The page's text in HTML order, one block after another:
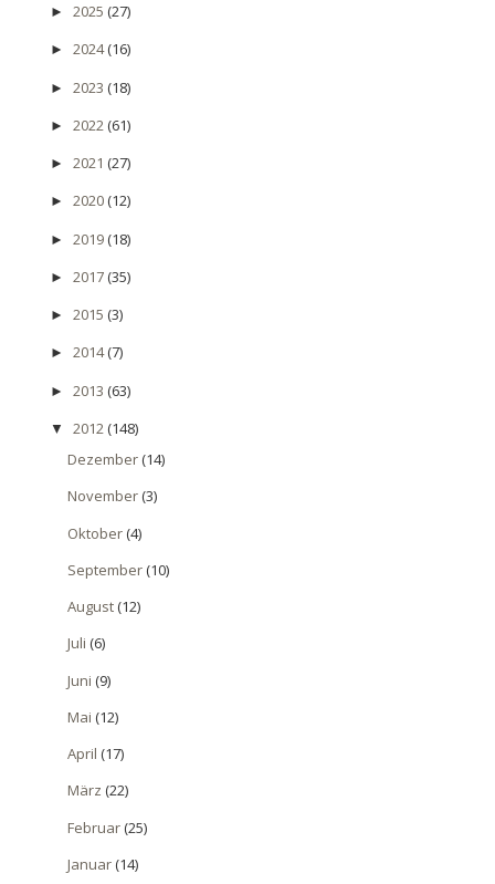
► 2025 (27)
► 2024(16)
► 2023 (18)
► 2022(61)
► 2021 (27)
► 2020(12)
► 2019(18)
► 2017(35)
► 2015 (3)
► 2014(7)
► 2013 (63)
▼ 2012(148)
Dezember(14)
November(3)
Oktober(4)
September(10)
August(12)
Juli (6)
Juni (9)
Mai (12)
April (17)
März (22)
Februar(25)
Januar(14)